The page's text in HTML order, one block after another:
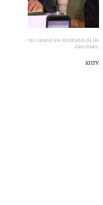
García, tras conocer los resultados de las
elecciones.
101TV